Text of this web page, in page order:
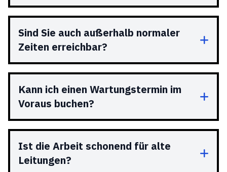
Sind Sie auch außerhalb normaler
Zeiten erreichbar?
Kann ich einen Wartungstermin im
Voraus buchen?
Ist die Arbeit schonend für alte
Leitungen?